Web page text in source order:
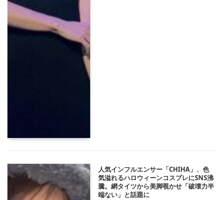
人気インフルエンサー「CHIHA」、色
気溢れるハロウィーンコスプレにSNS沸
騰。網タイツから美脚覗かせ「破壊力半
端ない」と話題に